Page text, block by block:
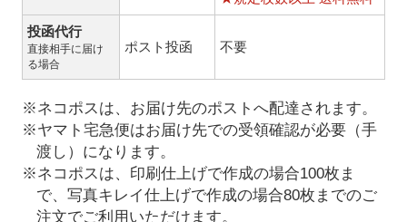
投函代行
直接相手に届け
る場合
ポスト投函 不要
※ネコポスは、お届け先のポストへ配達されます。
※ヤマト宅急便はお届け先での受領確認が必要（手
渡し）になります。
※ネコポスは、印刷仕上げで作成の場合100枚ま
で、写真キレイ仕上げで作成の場合80枚までのご
注文でご利用いただけます。